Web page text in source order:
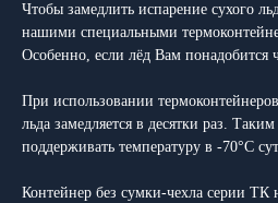
Чтобы замедлить испарение сухого
нашими специальными
Особенно, если лёд Вам понадобится
При использовании
льда замедляется в десятки раз.
поддерживать температуру в -70°C
Контейнер без сумки-чехла серии ТК